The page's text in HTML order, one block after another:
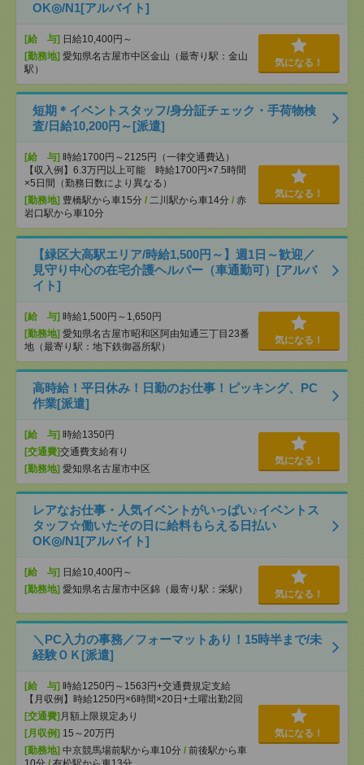
OK◎/N1[アルバイト]
[給 与] 日給10,400円～
[勤務地] 愛知県名古屋市中区金山（最寄り駅：金山
駅）
気になる！
短期＊イベントスタッフ/身分証チェック・手荷物検
査/日給10,200円～[派遣]
[給 与] 時給1700円～2125円（一律交通費込）
【収入例】6.3万円以上可能 時給1700円×7.5時間
×5日間（勤務日数により異なる）
[勤務地] 豊橋駅から車15分 / 二川駅から車14分 / 赤
岩口駅から車10分
気になる！
【緑区大高駅エリア/時給1,500円～】週1日～歓迎／
見守り中心の在宅介護ヘルパー（車通勤可）[アルバ
イト]
[給 与] 時給1,500円～1,650円
[勤務地] 愛知県名古屋市昭和区阿由知通三丁目23番
地（最寄り駅：地下鉄御器所駅）
気になる！
高時給！平日休み！日勤のお仕事！ピッキング、PC
作業[派遣]
[給 与] 時給1350円
[交通費]交通費支給有り
[勤務地] 愛知県名古屋市中区
気になる！
レアなお仕事・人気イベントがいっぱい♪イベントス
タッフ☆働いたその日に給料もらえる日払い
OK◎/N1[アルバイト]
[給 与] 日給10,400円～
[勤務地] 愛知県名古屋市中区錦（最寄り駅：栄駅） 気になる！
＼PC入力の事務／フォーマットあり！15時半まで/未
経験ＯＫ[派遣]
[給 与] 時給1250円～1563円+交通費規定支給
【月収例】時給1250円×6時間×20日+土曜出勤2回
[交通費] 月額上限規定あり
[月収例] 15～20万円
[勤務地] 中京競馬場前駅から車10分 / 前後駅から車
気になる！